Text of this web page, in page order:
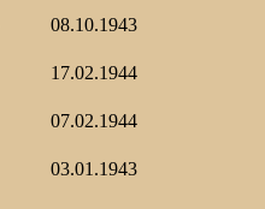
08.10.1943
17.02.1944
07.02.1944
03.01.1943